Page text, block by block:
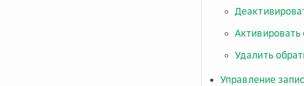
Удалить
Управление